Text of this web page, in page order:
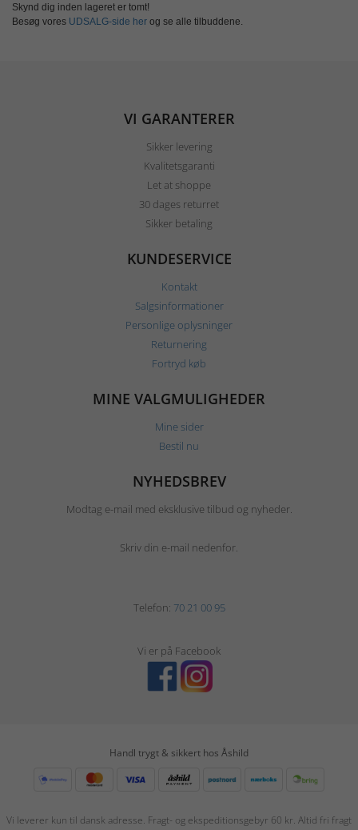
Skynd dig inden lageret er tomt!
Besøg vores UDSALG-side her og se alle tilbuddene.
VI GARANTERER
Sikker levering
Kvalitetsgaranti
Let at shoppe
30 dages returret
Sikker betaling
KUNDESERVICE
Kontakt
Salgsinformationer
Personlige oplysninger
Returnering
Fortryd køb
MINE VALGMULIGHEDER
Mine sider
Bestil nu
NYHEDSBREV
Modtag e-mail med eksklusive tilbud og nyheder.
Skriv din e-mail nedenfor.
Telefon: 70 21 00 95
Vi er på Facebook
Handl trygt & sikkert hos Åshild
Vi leverer kun til dansk adresse. Fragt- og ekspeditionsgebyr 60 kr. Altid fri fragt